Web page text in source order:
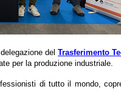
delTrasferimento
per la produzione industriale.
di tutto il mondo,